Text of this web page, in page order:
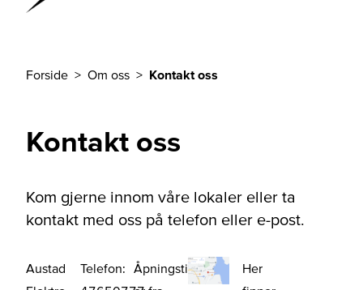
Forside Om oss Kontakt oss
Kontakt oss
Kom gjerne innom våre lokaler eller ta
kontakt med oss på telefon eller e-post.
Austad
Telefon:
Åpningstider
Her